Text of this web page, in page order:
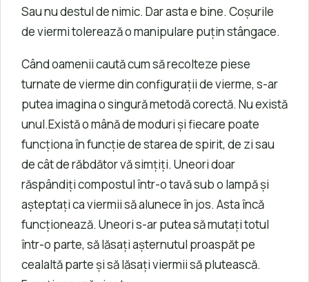
Sau nu destul de nimic. Dar asta e bine. Coșurile
de viermi tolerează o manipulare puțin stângace.
Când oamenii caută cum să recolteze piese
turnate de vierme din configurații de vierme, s-ar
putea imagina o singură metodă corectă. Nu există
unul.Există o mână de moduri și fiecare poate
funcționa în funcție de starea de spirit, de zi sau
de cât de răbdător vă simțiți. Uneori doar
răspândiți compostul într-o tavă sub o lampă și
așteptați ca viermii să alunece în jos. Asta încă
funcționează. Uneori s-ar putea să mutați totul
într-o parte, să lăsați așternutul proaspăt pe
cealaltă parte și să lăsați viermii să plutească.